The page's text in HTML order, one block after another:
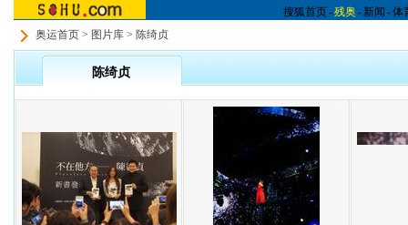
搜狐首页-残奥- 新闻 -体
奥运首页 > 图片库 > 陈绮贞
陈绮贞